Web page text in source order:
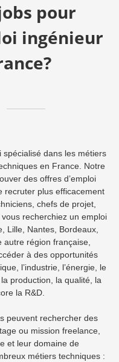
pour
ingénieur
spécialisé dans les métiers
en France. Notre
des offres d’emploi
recruter plus efficacement
chefs de projet,
recherchiez un emploi
Lille, Nantes, Bordeaux,
autre région française,
à des opportunités
l’industrie, l’énergie, le
la production, la qualité, la
la R&D.
peuvent rechercher des
ou mission freelance,
et leur domaine de
métiers techniques :